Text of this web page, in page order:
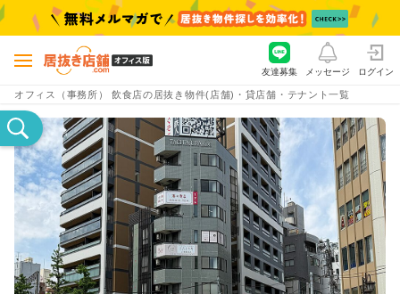
オフィス（事務所） 飲食店の居抜き物件(店舗)・貸店舗・テナント一覧
友達募集 メッセージ ログイン